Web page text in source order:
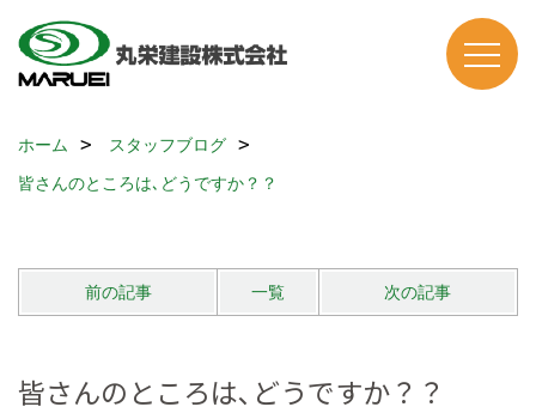
ホーム
スタッフブログ
皆さんのところは､どうですか？？
前の記事 一覧 次の記事
皆さんのところは､どうですか？？